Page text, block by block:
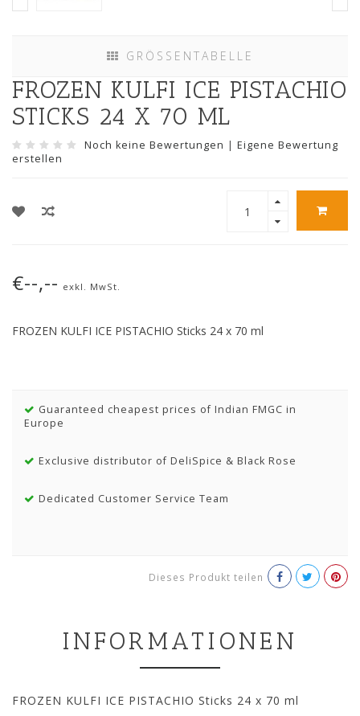
GRÖSSENTABELLE
FROZEN KULFI ICE PISTACHIO
STICKS 24 X 70 ML
Noch keine Bewertungen | Eigene Bewertung
erstellen
€--,-- exkl. MwSt.
FROZEN KULFI ICE PISTACHIO Sticks 24 x 70 ml
Guaranteed cheapest prices of Indian FMGC in
Europe
Exclusive distributor of DeliSpice & Black Rose
Dedicated Customer Service Team
Dieses Produkt teilen
INFORMATIONEN
FROZEN KULFI ICE PISTACHIO Sticks 24 x 70 ml